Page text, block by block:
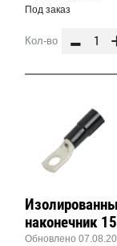
Под заказ
Кол-во -
наконечник
Обновлено